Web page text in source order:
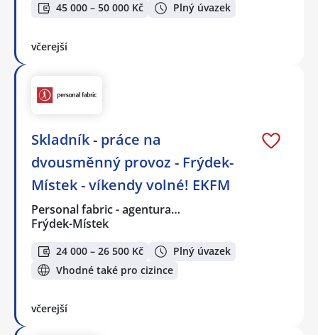
45 000 – 50 000 Kč Plný úvazek
včerejší
Skladník - práce na
dvousměnný provoz - Frýdek-
Místek - víkendy volné! EKFM
Personal fabric - agentura…
Frýdek-Místek
24 000 – 26 500 Kč
Plný úvazek
Vhodné také pro cizince
včerejší